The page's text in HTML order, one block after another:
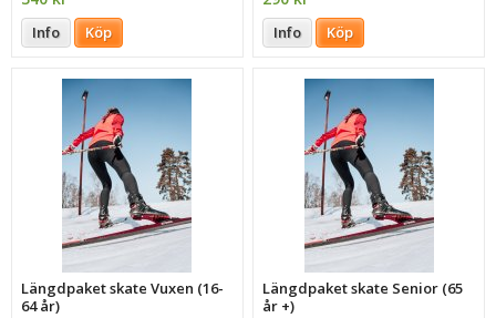
Info Köp Info Köp
Längdpaket skate Vuxen (16-
64 år)
Längdpaket skate Senior (65
år +)